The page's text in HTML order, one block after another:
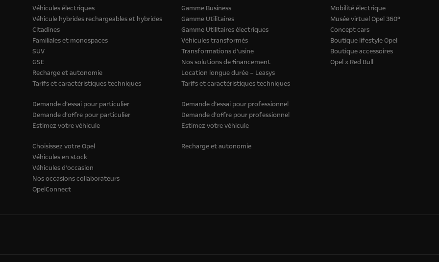
Véhicules électriques
Véhicule hybrides rechargeables et hybrides
Citadines
Familiales et monospaces
SUV
GSE
Recharge et autonomie
Tarifs et caractéristiques techniques
Demande d’essai pour particulier
Demande d’offre pour particulier
Estimez votre véhicule
Choisissez votre Opel
Véhicules en stock
Véhicules d'occasion
Nos occasions collaborateurs
OpelConnect
Gamme Business
Gamme Utilitaires
Gamme Utilitaires électriques
Véhicules transformés
Transformations d'usine
Nos solutions de financement
Location longue durée – Leasys
Tarifs et caractéristiques techniques
Demande d’essai pour professionnel
Demande d’offre pour professionnel
Estimez votre véhicule
Recharge et autonomie
Mobilité électrique
Musée virtuel Opel 360°
Concept cars
Boutique lifestyle Opel
Boutique accessoires
Opel x Red Bull